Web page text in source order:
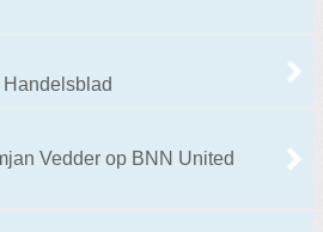
Vedder op BNN United